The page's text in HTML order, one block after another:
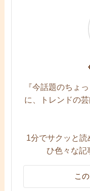
『今話題のちょ
に、トレンドの
1分でサクッと
ひ色々な記
こ